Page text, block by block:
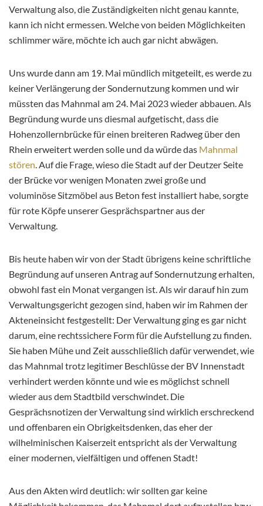
Verwaltung also, die Zuständigkeiten nicht genau kannte,
kann ich nicht ermessen. Welche von beiden Möglichkeiten
schlimmer wäre, möchte ich auch gar nicht abwägen.
Uns wurde dann am 19. Mai mündlich mitgeteilt, es werde zu
keiner Verlängerung der Sondernutzung kommen und wir
müssten das Mahnmal am 24. Mai 2023 wieder abbauen. Als
Begründung wurde uns diesmal aufgetischt, dass die
Hohenzollernbrücke für einen breiteren Radweg über den
Rhein erweitert werden solle und da würde das Mahnmal
stören . Auf die Frage, wieso die Stadt auf der Deutzer Seite
der Brücke vor wenigen Monaten zwei große und
voluminöse Sitzmöbel aus Beton fest installiert habe, sorgte
für rote Köpfe unserer Gesprächspartner aus der
Verwaltung.
Bis heute haben wir von der Stadt übrigens keine schriftliche
Begründung auf unseren Antrag auf Sondernutzung erhalten,
obwohl fast ein Monat vergangen ist. Als wir darauf hin zum
Verwaltungsgericht gezogen sind, haben wir im Rahmen der
Akteneinsicht festgestellt: Der Verwaltung ging es gar nicht
darum, eine rechtssichere Form für die Aufstellung zu finden.
Sie haben Mühe und Zeit ausschließlich dafür verwendet, wie
das Mahnmal trotz legitimer Beschlüsse der BV Innenstadt
verhindert werden könnte und wie es möglichst schnell
wieder aus dem Stadtbild verschwindet. Die
Gesprächsnotizen der Verwaltung sind wirklich erschreckend
und offenbaren ein Obrigkeitsdenken, das eher der
wilhelminischen Kaiserzeit entspricht als der Verwaltung
einer modernen, vielfältigen und offenen Stadt!
Aus den Akten wird deutlich: wir sollten gar keine